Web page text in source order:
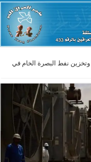
نفط البصرة الخام في